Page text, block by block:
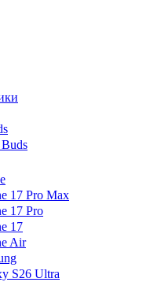
17 Pro Max
17 Pro
17
Air
S26 Ultra